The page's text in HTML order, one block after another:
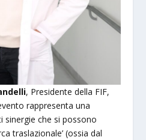
, Presidente della FIF,
rappresenta una
che si possono
traslazionale’ (ossia dal